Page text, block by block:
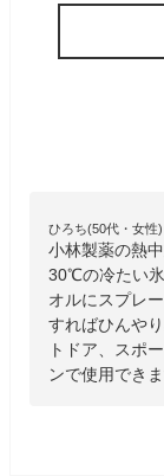
ひろち(50代・女性)
小林製薬の熱
30℃の冷たい
オルにスプレ
すればひんや
トドア、スポ
ンで使用できま